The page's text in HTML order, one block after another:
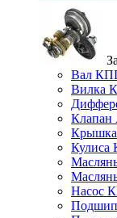
Вал
Вилка
Кулиса
Насос